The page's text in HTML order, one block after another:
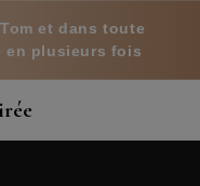
et dans toute
en plusieurs fois